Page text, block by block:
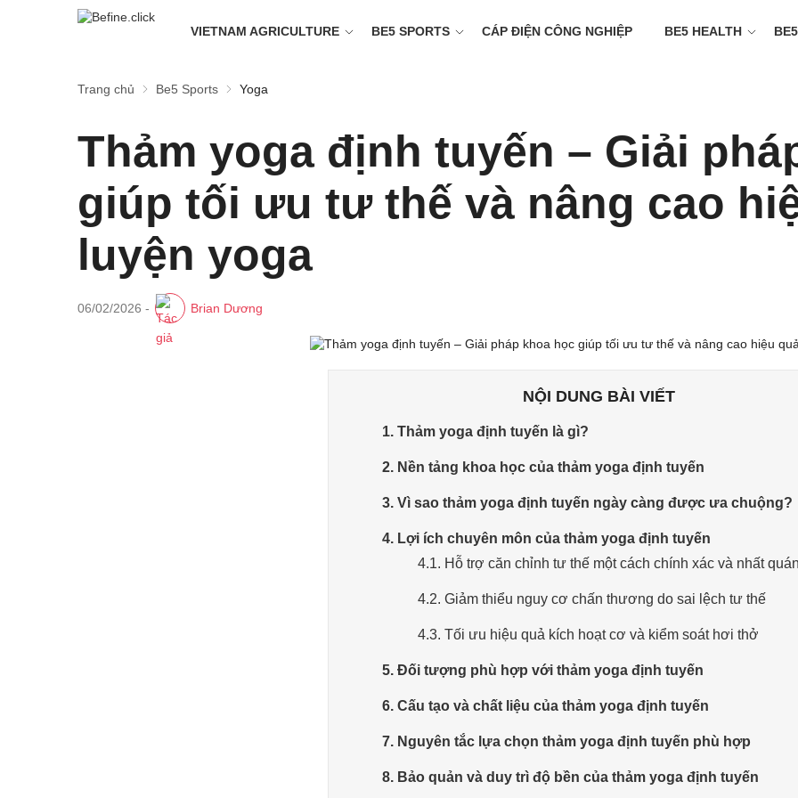
VIETNAM AGRICULTURE BE5 SPORTS CÁP ĐIỆN CÔNG NGHIỆP BE5 HEALTH
Trang chủ Be5 Sports Yoga
Thảm yoga định tuyến – Giải
giúp tối ưu tư thế và nâng cao
luyện yoga
06/02/2026 - Brian Dương
NỘI DUNG BÀI VIẾT
1. Thảm yoga định tuyến là gì?
2. Nền tảng khoa học của thảm yoga định tuyến
3. Vì sao thảm yoga định tuyến ngày càng được ưa chuộng?
4. Lợi ích chuyên môn của thảm yoga định tuyến
4.1. Hỗ trợ căn chỉnh tư thế một cách chính xác và nhất
4.2. Giảm thiểu nguy cơ chấn thương do sai lệch tư thế
4.3. Tối ưu hiệu quả kích hoạt cơ và kiểm soát hơi thở
5. Đối tượng phù hợp với thảm yoga định tuyến
6. Cấu tạo và chất liệu của thảm yoga định tuyến
7. Nguyên tắc lựa chọn thảm yoga định tuyến phù hợp
8. Bảo quản và duy trì độ bền của thảm yoga định tuyến